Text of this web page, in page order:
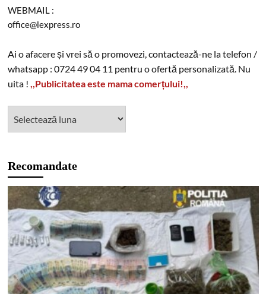
WEBMAIL :
office@lexpress.ro
Ai o afacere și vrei să o promovezi, contactează-ne la telefon /
whatsapp : 0724 49 04 11 pentru o ofertă personalizată. Nu
uita ! ,,Publicitatea este mama comerțului!,,
Recomandate